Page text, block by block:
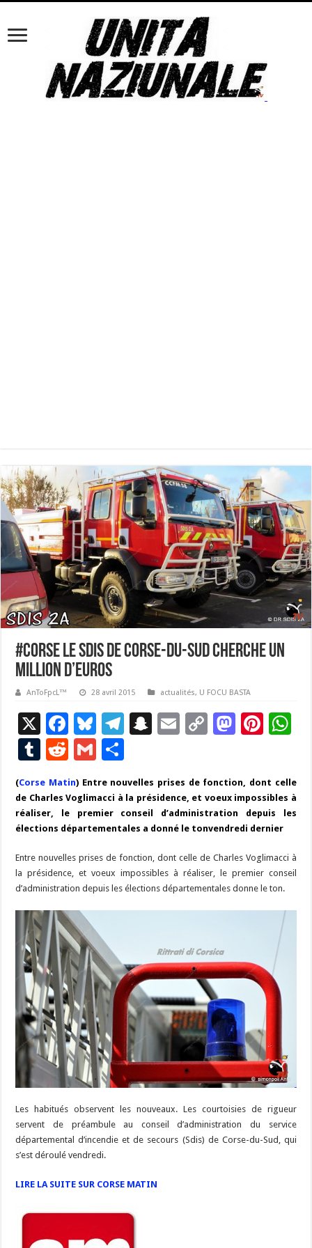
#Corse Le Sdis de Corse-du-Sud cherche un
million d’euros
AnToFpcL™ 28 avril 2015 actualités, U FOCU BASTA
X
F
ac
e
b
o
o
k
Bl
u
es
ky
T
gr
a
m
S
p
c
h
at
E
l
C
y
Li
n
k
M
d
o
n
Pi
es
t
p
T
m
bl
r
R
e
d
di
t
G
ai
l
ar
ta
g
er
(Corse Matin)Entre nouvelles prises de fonction, dont celle
de Charles Voglimacci à la présidence, et voeux impossibles à
réaliser, le premier conseil d’administration depuis les
élections départementales a donné le tonvendredi dernier
Entre nouvelles prises de fonction, dont celle de Charles Voglimacci à
la présidence, et voeux impossibles à réaliser, le premier conseil
d’administration depuis les élections départementales donne le ton.
Les habitués observent les nouveaux. Les courtoisies de rigueur
servent de préambule au conseil d’administration du service
départemental d’incendie et de secours (Sdis) de Corse-du-Sud, qui
s’est déroulé vendredi.
LIRE LA SUITE SUR CORSE MATIN